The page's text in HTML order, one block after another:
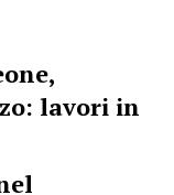
lavori in